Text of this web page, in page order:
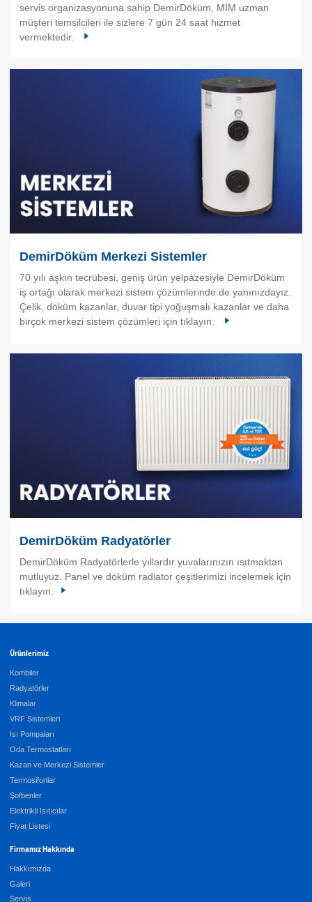
servis organizasyonuna sahip DemirDöküm, MİM uzman
müşteri temsilcileri ile sizlere 7 gün 24 saat hizmet
vermektedir.
DemirDöküm Merkezi Sistemler
70 yılı aşkın tecrübesi, geniş ürün yelpazesiyle DemirDöküm
iş ortağı olarak merkezi sistem çözümlerinde de yanınızdayız.
Çelik, döküm kazanlar, duvar tipi yoğuşmalı kazanlar ve daha
birçok merkezi sistem çözümleri için tıklayın.
DemirDöküm Radyatörler
DemirDöküm Radyatörlerle yıllardır yuvalarınızın ısıtmaktan
mutluyuz. Panel ve döküm radiator çeşitlerimizi incelemek için
tıklayın.
Ürünlerimiz
Kombiler
Radyatörler
Klimalar
VRF Sistemleri
Isı Pompaları
Oda Termostatları
Kazan ve Merkezi Sistemler
Termosifonlar
Şofbenler
Elektrikli Isıtıcılar
Fiyat Listesi
Firmamız Hakkında
Hakkımızda
Galeri
Servis